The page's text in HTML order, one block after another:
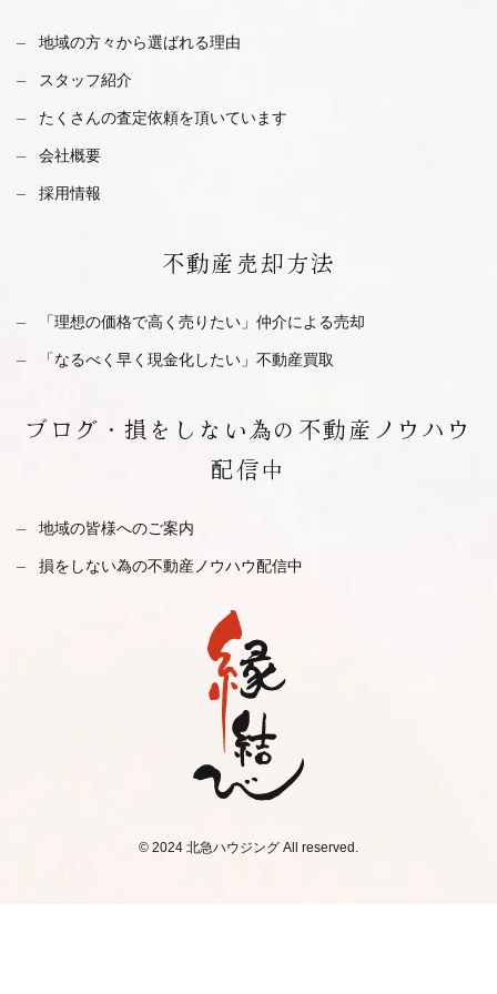
地域の方々から選ばれる理由
スタッフ紹介
たくさんの査定依頼を頂いています
会社概要
採用情報
不動産 売却方法
「理想の価格で高く売りたい」仲介による売却
「なるべく早く現金化したい」不動産買取
ブログ・ 損をしない為の不動産ノウハウ
配信中
地域の皆様へのご案内
損をしない為の不動産ノウハウ配信中
© 2024 北急ハウジング All reserved.